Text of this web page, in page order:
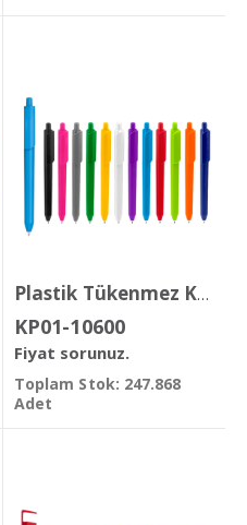
Plastik Tükenmez Kalem
KP01-10600
Fiyat sorunuz.
Toplam Stok: 247.868
Adet